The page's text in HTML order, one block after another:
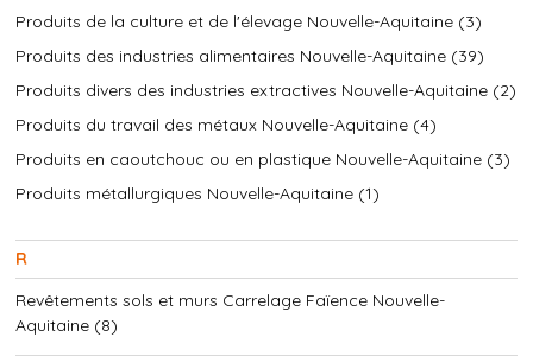
Produits de la culture et de l'élevage Nouvelle-Aquitaine (3)
Produits des industries alimentaires Nouvelle-Aquitaine (39)
Produits divers des industries extractives Nouvelle-Aquitaine (2)
Produits du travail des métaux Nouvelle-Aquitaine (4)
Produits en caoutchouc ou en plastique Nouvelle-Aquitaine (3)
Produits métallurgiques Nouvelle-Aquitaine (1)
R
Revêtements sols et murs Carrelage Faïence Nouvelle-
Aquitaine (8)